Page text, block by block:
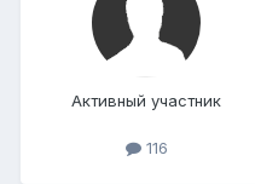
Активный участник
116